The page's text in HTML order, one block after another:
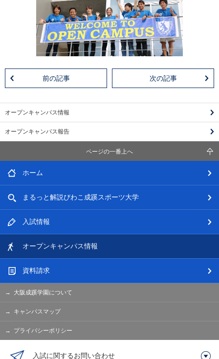
前の記事 次の記事
オープンキャンパス情報
オープンキャンパス報告
ページの一番上へ
ホーム
まるっと解説びわこ成蹊スポーツ大学
入試情報
オープンキャンパス情報
資料請求
大阪成蹊学園について
キャンパスマップ
プライバシーポリシー
入試に関するお問い合わせ